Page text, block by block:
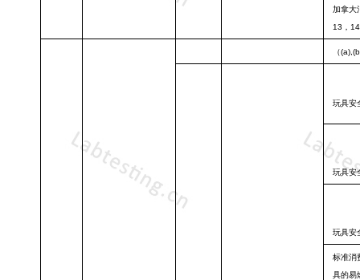
加拿大
13，
（
玩具安
玩具安
玩具安
标准消
具的易